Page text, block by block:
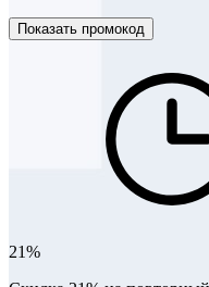
Показать промокод
21%